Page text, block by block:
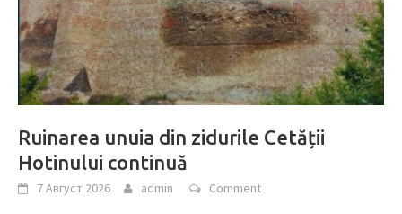
Ruinarea unuia din zidurile Cetății
Hotinului continuă
7 Август 2026 admin Comment